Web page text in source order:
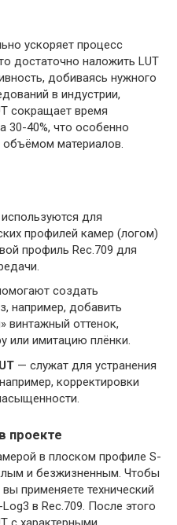
ускоряет процесс
достаточно наложить LUT
добиваясь нужного
в индустрии,
сокращает время
30-40%, что особенно
материалов.
для
профилей камер (логом)
профиль Rec.709 для
создать
например, добавить
винтажный оттенок,
или имитацию плёнки.
— служат для устранения
корректировки
проекте
в плоском профиле S-
и безжизненным. Чтобы
применяете технический
в Rec.709. После этого